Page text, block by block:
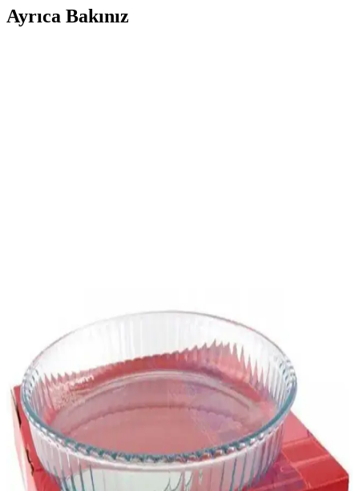
Ayrıca Bakınız
HAMUR’un yüksek kaliteli koruyucu seti, mutfak gereçlerinizi
çizilmelere ve darbelere karşı korur, düzeni sağlar ve uzun ömürlü
kullanım sunar.
Anadolu Saray 2'li Dikdörtgen Plastik Borcam
Kapağı Dayanıklı ve Uyumlu Mutfak Çözümü
Anadolu Saray'ın çiftli dikdörtgen plastik borcam kapağı, büyük boy
borcamlar için uyumlu, hafif ve dayanıklı, pratik kullanım sağlayan
ideal bir mutfak çözümüdür.